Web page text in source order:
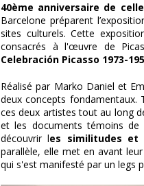
40ème anniversaire de
Barcelone préparent
sites culturels. Cette
consacrés à l'œuvre de
Celebración Picasso 1973-
Réalisé par Marko Daniel et
deux concepts
ces deux artistes tout au long
et les documents témoins de
découvrir les similitudes et
parallèle, elle met en avant
qui s'est manifesté par un legs